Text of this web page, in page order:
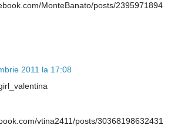
MonteBanato/posts/2395971894
2011 la 17:08
vtina2411/posts/30368198632431